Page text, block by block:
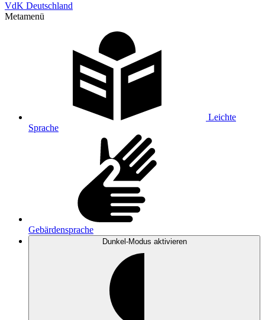
VdK Deutschland
Metamenü
Leichte
Sprache
Gebärdensprache
Dunkel-Modus aktivieren